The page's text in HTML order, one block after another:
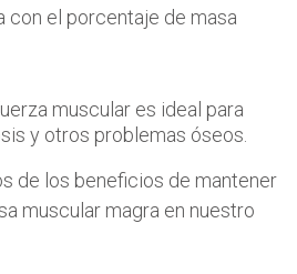
con el porcentaje de masa
muscular es ideal para
y otros problemas óseos.
de los beneficios de mantener
muscular magra en nuestro